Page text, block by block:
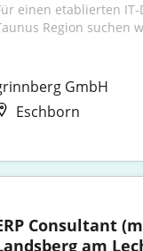
einen etablierten
Region suchen
GmbH
Eschborn
Consultant
am